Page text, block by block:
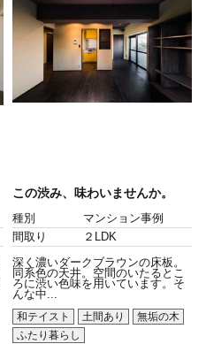
この渋み、味わいませんか。
種別
マンション事例
間取り
２LDK
深く濃いダークブラウンの床板。
同系色の天井。空間のいたるとこ
ろに渋い色味を用いています。そ
んな中...
和テイスト
土間あり
無垢の木
ふたり暮らし